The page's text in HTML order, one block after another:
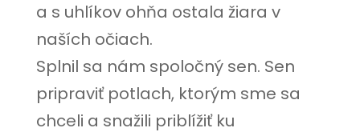
a s uhlíkov ohňa ostala žiara v
naších očiach.
Splnil sa nám spoločný sen. Sen
pripraviť potlach, ktorým sme sa
chceli a snažili priblížiť ku